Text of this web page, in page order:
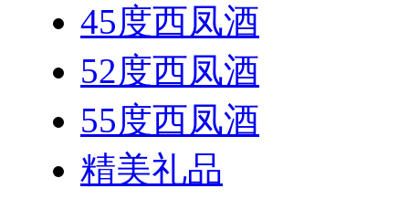
45度西凤酒
52度西凤酒
55度西凤酒
精美礼品